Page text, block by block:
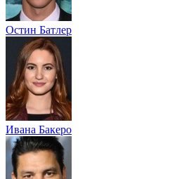
Остин Батлер
Ивана Бакеро